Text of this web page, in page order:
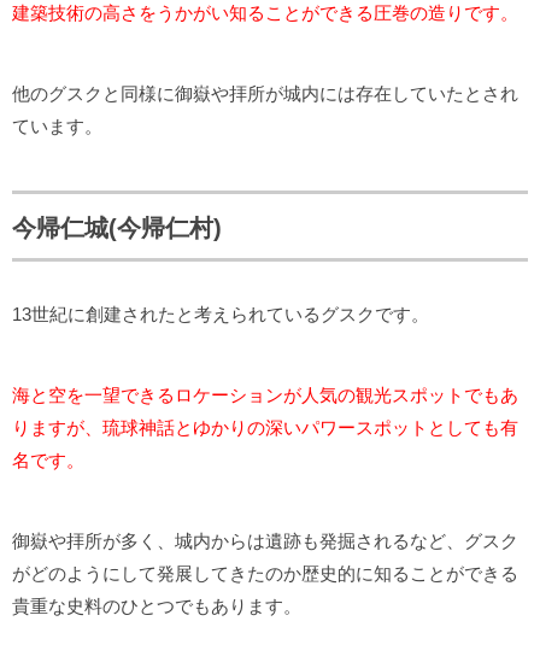
建築技術の高さをうかがい知ることができる圧巻の造りです。
他のグスクと同様に御嶽や拝所が城内には存在していたとされ
ています。
今帰仁城(今帰仁村)
13世紀に創建されたと考えられているグスクです。
海と空を一望できるロケーションが人気の観光スポットでもあ
りますが、琉球神話とゆかりの深いパワースポットとしても有
名です。
御嶽や拝所が多く、城内からは遺跡も発掘されるなど、グスク
がどのようにして発展してきたのか歴史的に知ることができる
貴重な史料のひとつでもあります。